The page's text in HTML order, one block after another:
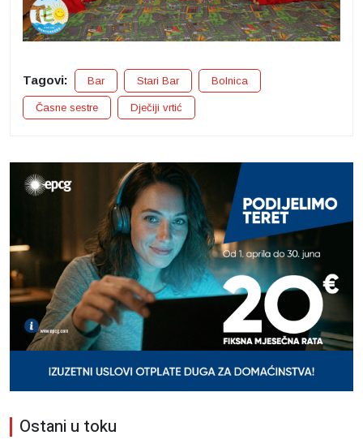
Tagovi: Bar Stari Bar Bolnica
Časne sestre Dječiji vrtić
Ostani u toku